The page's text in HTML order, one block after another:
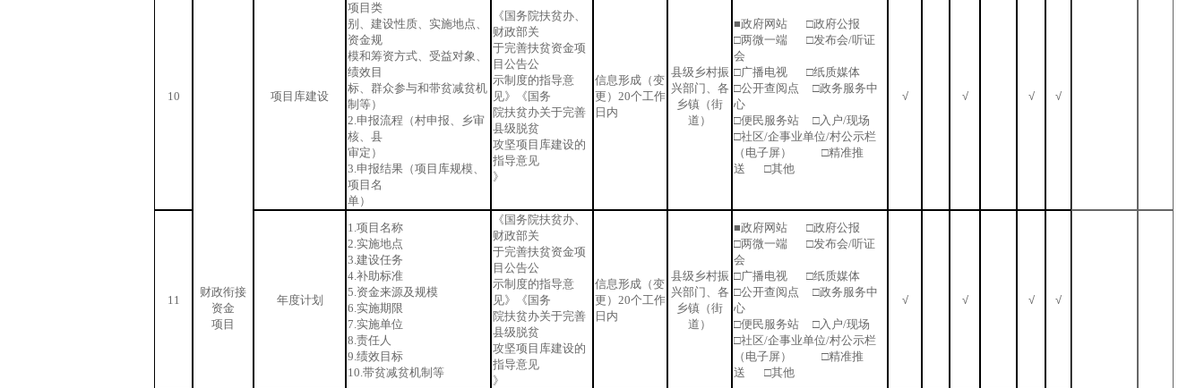
10
财政衔接
资金
项目
项目库建设
项目类
别、建设性质、实施地点、
资金规
模和筹资方式、受益对象、
绩效目
标、群众参与和带贫减贫机
制等）
2.申报流程（村申报、乡审
核、县
审定）
3.申报结果（项目库规模、
项目名
单）
《国务院扶贫办、
财政部关
于完善扶贫资金项
目公告公
示制度的指导意
见》《国务
院扶贫办关于完善
县级脱贫
攻坚项目库建设的
指导意见
》
信息形成（变
更）20个工作
日内
县级乡村振
兴部门、各
乡镇（街
道）
■政府网站 □政府公报
□两微一端 □发布会/听证
会
□广播电视 □纸质媒体
□公开查阅点 □政务服务中
心
□便民服务站 □入户/现场
□社区/企事业单位/村公示栏
（电子屏） □精准推
送 □其他
√ √ √ √
11 年度计划
1.项目名称
2.实施地点
3.建设任务
4.补助标准
5.资金来源及规模
6.实施期限
7.实施单位
8.责任人
9.绩效目标
10.带贫减贫机制等
《国务院扶贫办、
财政部关
于完善扶贫资金项
目公告公
示制度的指导意
见》《国务
院扶贫办关于完善
县级脱贫
攻坚项目库建设的
指导意见
》
信息形成（变
更）20个工作
日内
县级乡村振
兴部门、各
乡镇（街
道）
■政府网站 □政府公报
□两微一端 □发布会/听证
会
□广播电视 □纸质媒体
□公开查阅点 □政务服务中
心
□便民服务站 □入户/现场
□社区/企事业单位/村公示栏
（电子屏） □精准推
送 □其他
√ √ √ √